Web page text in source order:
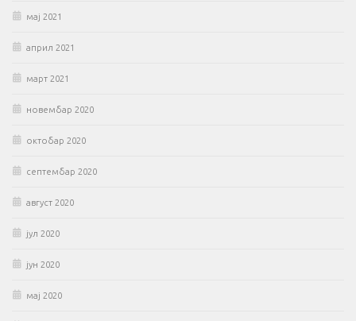
мај 2021
април 2021
март 2021
новембар 2020
октобар 2020
септембар 2020
август 2020
јул 2020
јун 2020
мај 2020